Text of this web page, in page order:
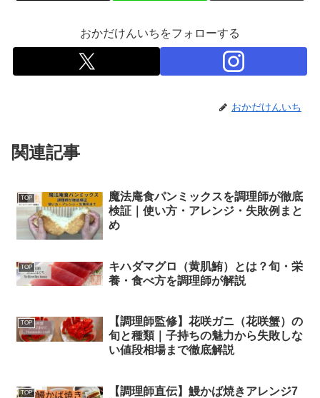
おかだけんいちをフォローする
おかだけんいち
関連記事
TOP
魔法庵食パンミックスを調理師が徹底
検証｜使い方・アレンジ・失敗例まと
め
TOP
キハダマグロ（黄肌鮪）とは？旬・栄
養・食べ方を調理師が解説
TOP
【調理師監修】花咲ガニ（花咲蟹）の
旬と種類｜子持ちの魅力から失敗しな
い値段相場まで徹底解説
TOP
【調理師直伝】鰻かば焼きアレンジ7